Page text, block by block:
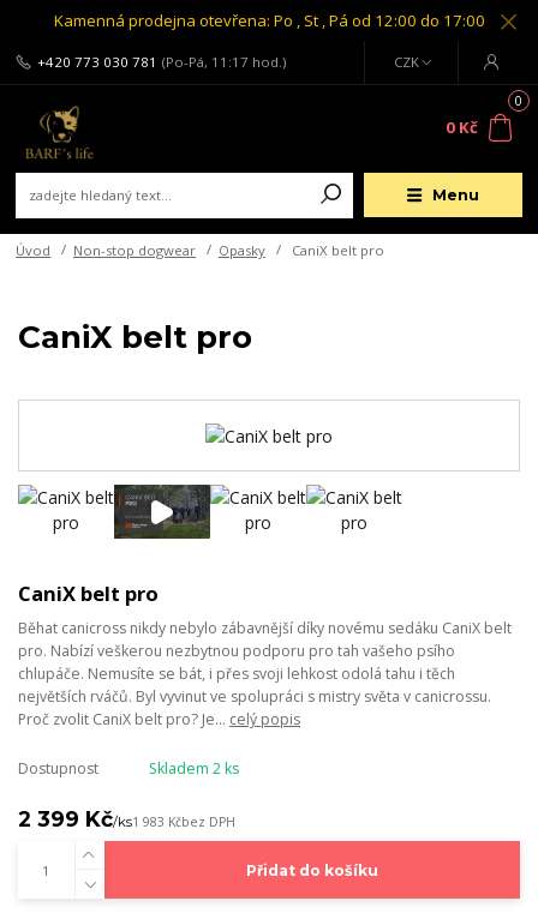
Kamenná prodejna otevřena: Po , St , Pá od 12:00 do 17:00
Menu
CZK
+420 773 030 781 (Po-Pá, 11:17 hod.)
0
0 Kč
Úvod Non-stop dogwear Opasky CaniX belt pro
CaniX belt pro
CaniX belt pro
Běhat canicross nikdy nebylo zábavnější díky novému sedáku CaniX belt
pro. Nabízí veškerou nezbytnou podporu pro tah vašeho psího
chlupáče. Nemusíte se bát, i přes svoji lehkost odolá tahu i těch
největších rváčů. Byl vyvinut ve spolupráci s mistry světa v canicrossu.
Proč zvolit CaniX belt pro? Je... celý popis
Dostupnost Skladem 2 ks
2 399 Kč/ks1 983 Kčbez DPH
Přidat do košíku